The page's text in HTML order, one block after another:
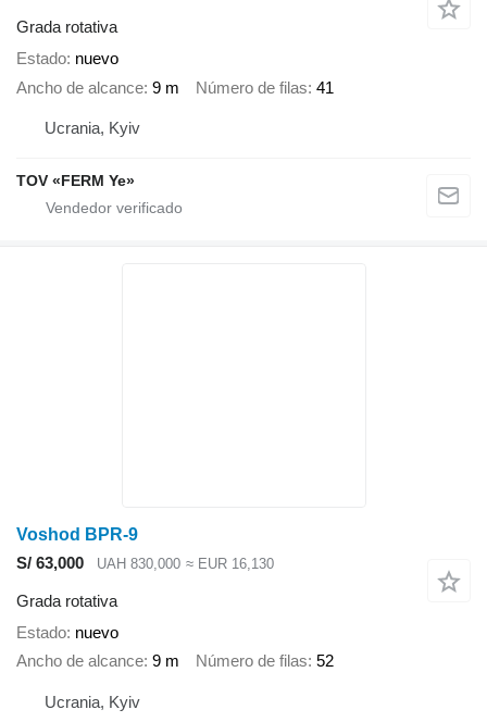
Grada rotativa
Estado nuevo
Ancho de alcance 9 m Número de filas 41
Ucrania, Kyiv
TOV «FERM Ye»
Voshod BPR-9
S/ 63,000
UAH 830,000 ≈ EUR 16,130
Grada rotativa
Estado nuevo
Ancho de alcance 9 m Número de filas 52
Ucrania, Kyiv